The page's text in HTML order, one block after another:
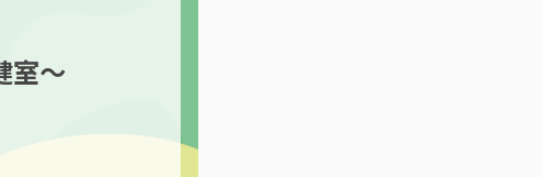
室～